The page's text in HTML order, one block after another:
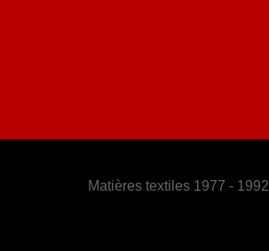
Matières textiles 1977 - 1992